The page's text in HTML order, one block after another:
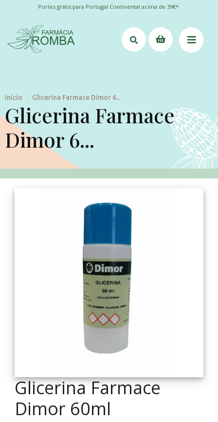
Portes grátis para Portugal Continental acima de 39€*.
Início / Glicerina Farmace Dimor 6...
Glicerina Farmace
Dimor 6...
Glicerina Farmace
Dimor 60ml